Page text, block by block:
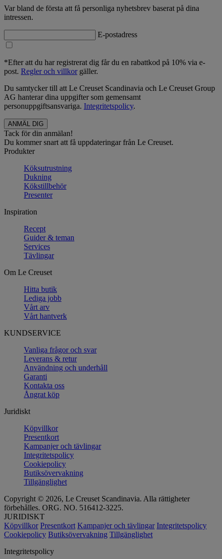
Var bland de första att få personliga nyhetsbrev baserat på dina
intressen.
E-postadress
*Efter att du har registrerat dig får du en rabattkod på 10% via e-
post. Regler och villkorgäller.
Du samtycker till att Le Creuset Scandinavia och Le Creuset Group
AG hanterar dina uppgifter som gemensamt
personuppgiftsansvariga. Integritetspolicy.
Tack för din anmälan!
Du kommer snart att få uppdateringar från Le Creuset.
Produkter
Köksutrustning
Dukning
Kökstillbehör
Presenter
Inspiration
Recept
Guider & teman
Services
Tävlingar
Om Le Creuset
Hitta butik
Lediga jobb
Vårt arv
Vårt hantverk
KUNDSERVICE
Vanliga frågor och svar
Leverans & retur
Användning och underhåll
Garanti
Kontakta oss
Ångrat köp
Juridiskt
Köpvillkor
Presentkort
Kampanjer och tävlingar
Integritetspolicy
Cookiepolicy
Butiksövervakning
Tillgänglighet
Copyright © 2026, Le Creuset Scandinavia. Alla rättigheter
förbehålles. ORG. NO. 516412-3225.
JURIDISKT
Köpvillkor Presentkort Kampanjer och tävlingar Integritetspolicy
Cookiepolicy Butiksövervakning Tillgänglighet
Integritetspolicy